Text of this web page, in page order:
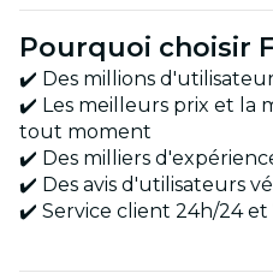
Pourquoi choisir
✔️ Des millions
✔️ Les meilleurs prix et la
tout moment
✔️ Des milliers
✔️ Des avis d'utilisateurs
✔️ Service client 24h/24 et